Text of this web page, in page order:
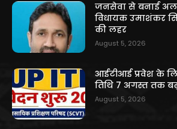
जनसेवा से बनाई
विधायक उमाशंकर
की लहर
August 5, 2026
आईटीआई प्रवेश के
तिथि 7 अगस्त तक
August 5, 2026